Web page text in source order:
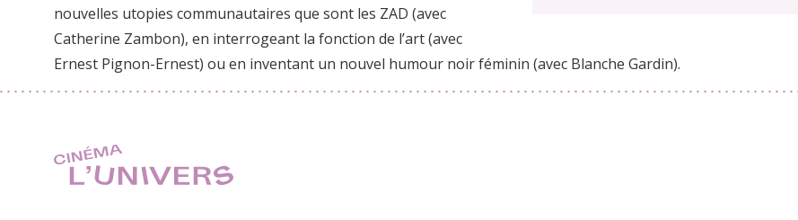
nouvelles utopies communautaires que sont les ZAD (avec
Catherine Zambon), en interrogeant la fonction de l’art (avec
Ernest Pignon-Ernest) ou en inventant un nouvel humour noir féminin (avec Blanche Gardin).